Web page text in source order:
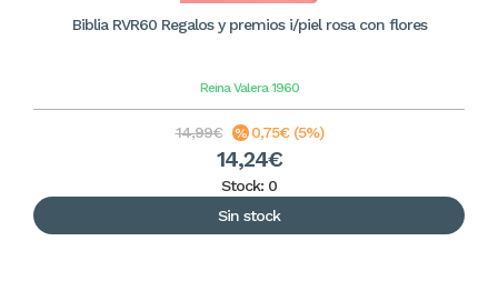
Biblia RVR60 Regalos y premios i/piel rosa con flores
Reina Valera 1960
14,99€ 0,75€ (5%)
14,24€
Stock: 0
Sin stock